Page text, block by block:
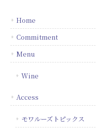
Home
Commitment
Menu
Wine
Access
モワルーズトピックス